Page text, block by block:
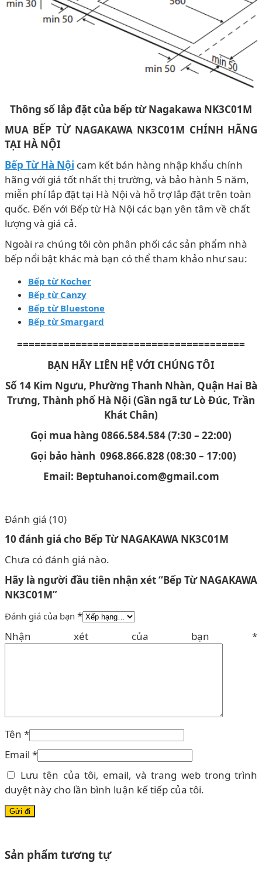
Thông số lắp đặt của bếp từ Nagakawa NK3C01M
MUA BẾP TỪ NAGAKAWA NK3C01M CHÍNH HÃNG
TẠI HÀ NỘI
Bếp Từ Hà Nội cam kết bán hàng nhập khẩu chính
hãng với giá tốt nhất thị trường, và bảo hành 5 năm,
miễn phí lắp đặt tại Hà Nội và hỗ trợ lắp đặt trên toàn
quốc. Đến với Bếp từ Hà Nội các bạn yên tâm về chất
lượng và giá cả.
Ngoài ra chúng tôi còn phân phối các sản phẩm nhà
bếp nổi bật khác mà bạn có thể tham khảo như sau:
Bếp từ Kocher
Bếp từ Canzy
Bếp từ Bluestone
Bếp từ Smargard
=======================================
BẠN HÃY LIÊN HỆ VỚI CHÚNG TÔI
Số 14 Kim Ngưu, Phường Thanh Nhàn, Quận Hai Bà
Trưng, Thành phố Hà Nội (Gần ngã tư Lò Đúc, Trần
Khát Chân)
Gọi mua hàng 0866.584.584 (7:30 – 22:00)
Gọi bảo hành 0968.866.828 (08:30 – 17:00)
Email: Beptuhanoi.com@gmail.com
Đánh giá (10)
10 đánh giá cho Bếp Từ NAGAKAWA NK3C01M
Chưa có đánh giá nào.
Hãy là người đầu tiên nhận xét “Bếp Từ NAGAKAWA
NK3C01M”
Đánh giá của bạn *
Nhận xét của bạn *
Tên *
Email *
Lưu tên của tôi, email, và trang web trong trình
duyệt này cho lần bình luận kế tiếp của tôi.
Sản phẩm tương tự